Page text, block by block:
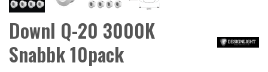
Downl Q-20 3000K
Snabbk 10pack